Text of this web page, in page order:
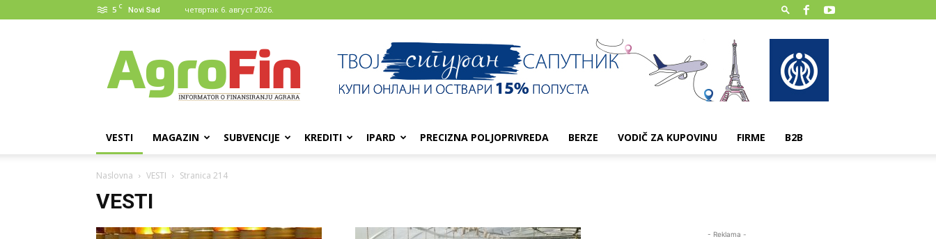
5 C Novi Sad четвртак 6. август 2026.
VESTI MAGAZIN SUBVENCIJE KREDITI IPARD PRECIZNA POLJOPRIVREDA BERZE VODIČ ZA KUPOVINU FIRME B2B
Naslovna VESTI Stranica 214
VESTI
- Reklama -